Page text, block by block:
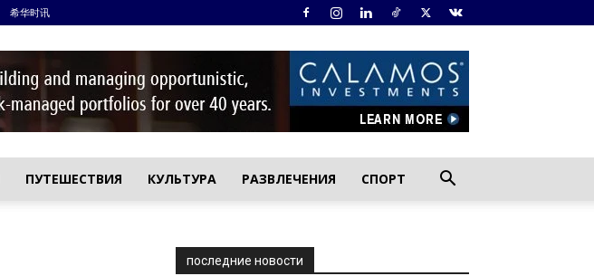
希华时讯
ПУТЕШЕСТВИЯ КУЛЬТУРА РАЗВЛЕЧЕНИЯ СПОРТ
последние новости